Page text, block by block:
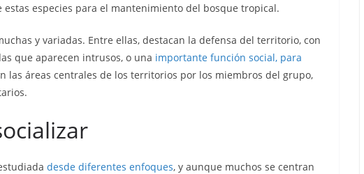
estas especies para el mantenimiento del bosque tropical.
y variadas. Entre ellas, destacan la defensa del territorio, con
que aparecen intrusos, o una importante función social, para
las áreas centrales de los territorios por los miembros del grupo,
desde diferentes enfoques, y aunque muchos se centran